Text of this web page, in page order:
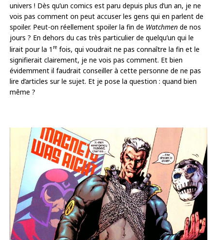
univers ! Dès qu’un comics est paru depuis plus d’un an, je ne
vois pas comment on peut accuser les gens qui en parlent de
spoiler. Peut-on réellement spoiler la fin de Watchmen de nos
jours ? En dehors du cas très particulier de quelqu’un qui le
lirait pour la 1 re fois, qui voudrait ne pas connaître la fin et le
signifierait clairement, je ne vois pas comment. Et bien
évidemment il faudrait conseiller à cette personne de ne pas
lire d’articles sur le sujet. Et je pose la question : quand bien
même ?